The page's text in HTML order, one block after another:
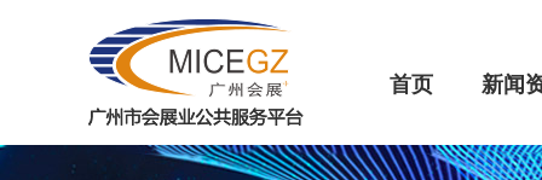
首页 新闻